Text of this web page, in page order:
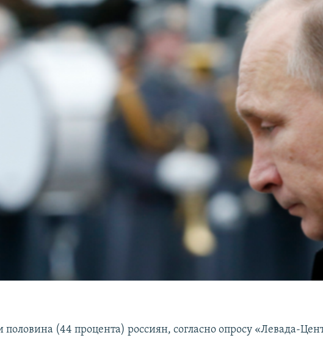
половина (44 процента) россиян, согласно опросу «Левада-